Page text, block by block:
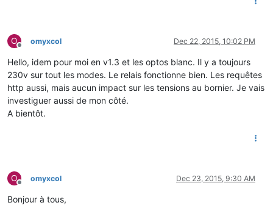
O
Offline
omyxcol Dec 22, 2015, 10:02 PM
Hello, idem pour moi en v1.3 et les optos blanc. Il y a toujours
230v sur tout les modes. Le relais fonctionne bien. Les requêtes
http aussi, mais aucun impact sur les tensions au bornier. Je vais
investiguer aussi de mon côté.
A bientôt.
O
Offline
omyxcol Dec 23, 2015, 9:30 AM
Bonjour à tous,